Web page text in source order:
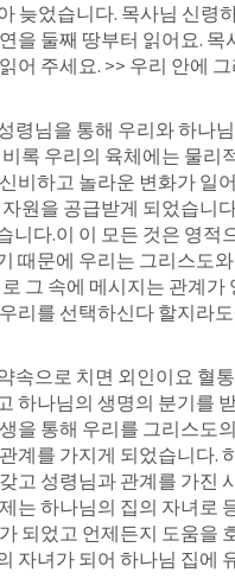
늦었습니다. 목사님 신령
을 둘째 땅부터 읽어요. 목
어 주세요. >> 우리 안에
령님을 통해 우리와 하나
록 우리의 육체에는 물리
비하고 놀라운 변화가 일
자원을 공급받게 되었습니
니다.이 이 모든 것은 영적
때문에 우리는 그리스도
그 속에 메시지는 관계
리를 선택하신다 할지라
속으로 치면 외인이요 혈
하나님의 생명의 분기를
을 통해 우리를 그리스도
계를 가지게 되었습니다.
고 성령님과 관계를 가진
는 하나님의 집의 자녀로
되었고 언제든지 도움을
자녀가 되어 하나님 집에